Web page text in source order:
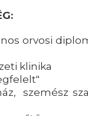
orvosi
klinika
szemész